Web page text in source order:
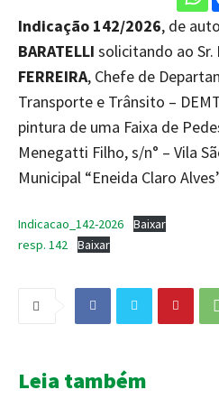
Indicação 142/2026, de
BARATELLI solicitando ao Sr.
FERREIRA, Chefe de
Transporte e Trânsito –
pintura de uma Faixa de
Menegatti Filho, s/n° – Vila
Municipal “Eneida Claro
Indicacao_142-2026
Baixar
resp. 142
Baixar
Leia também